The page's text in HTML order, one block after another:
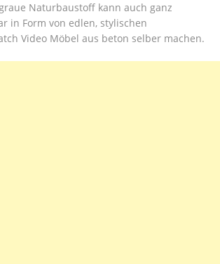
Naturbaustoff kann auch ganz
in Form von edlen, stylischen
Video Möbel aus beton selber machen.